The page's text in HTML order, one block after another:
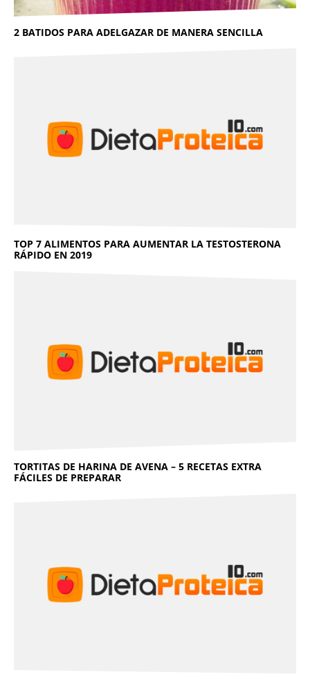
2 BATIDOS PARA ADELGAZAR DE MANERA SENCILLA
TOP 7 ALIMENTOS PARA AUMENTAR LA TESTOSTERONA
RÁPIDO EN 2019
TORTITAS DE HARINA DE AVENA – 5 RECETAS EXTRA
FÁCILES DE PREPARAR